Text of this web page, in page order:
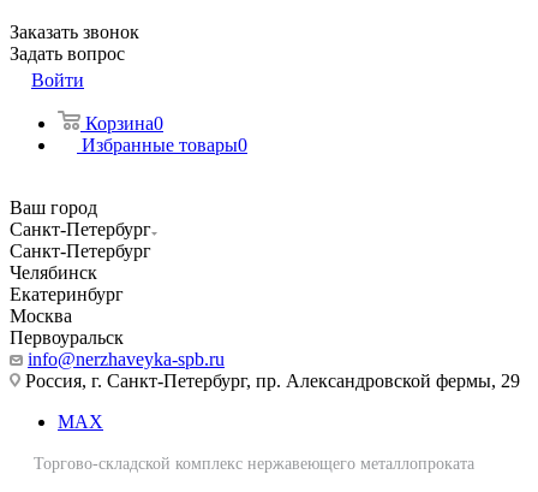
Заказать звонок
Задать вопрос
Войти
Корзина0
Избранные товары0
Ваш город
Санкт-Петербург
Санкт-Петербург
Челябинск
Екатеринбург
Москва
Первоуральск
info@nerzhaveyka-spb.ru
Россия, г. Санкт-Петербург, пр. Александровской фермы, 29
MAX
Торгово-складской комплекс нержавеющего металлопроката